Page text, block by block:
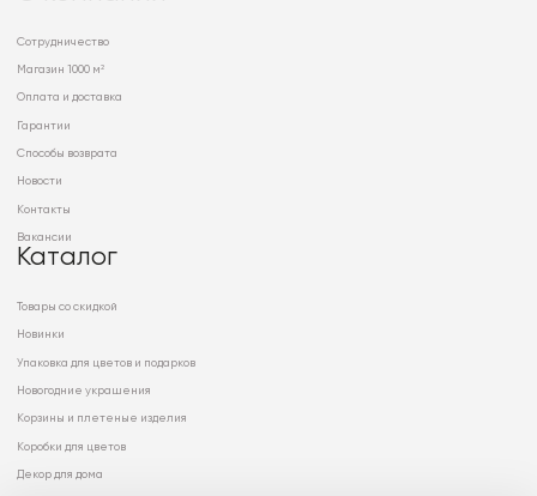
Сотрудничество
Магазин 1000 м²
Оплата и доставка
Гарантии
Способы возврата
Новости
Контакты
Вакансии
Каталог
Товары со скидкой
Новинки
Упаковка для цветов и подарков
Новогодние украшения
Корзины и плетеные изделия
Коробки для цветов
Декор для дома